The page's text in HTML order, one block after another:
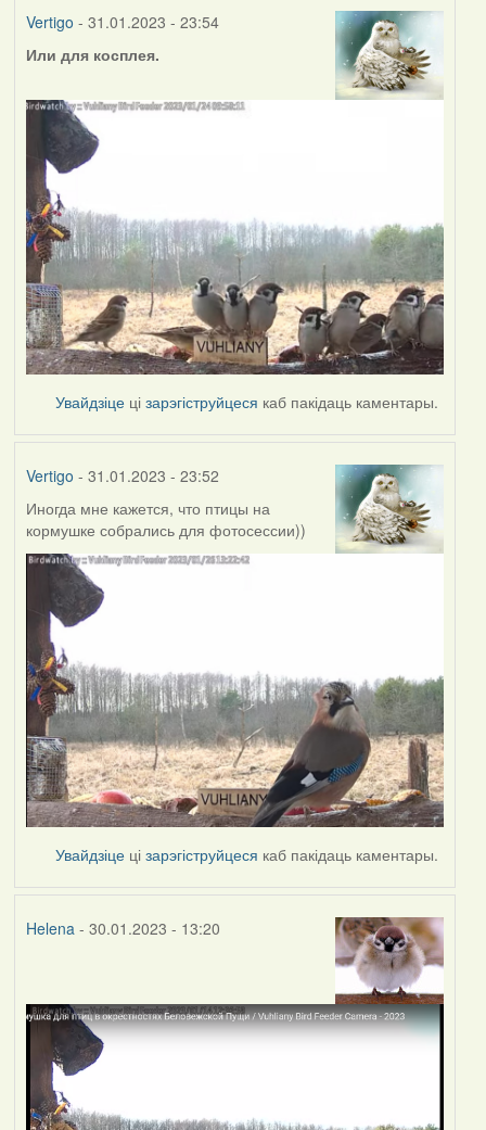
Vertigo - 31.01.2023 - 23:54
Или для косплея.
Увайдзіце цізарэгіструйцеся каб пакідаць каментары.
Vertigo - 31.01.2023 - 23:52
Иногда мне кажется, что птицы на
кормушке собрались для фотосессии))
Увайдзіце цізарэгіструйцеся каб пакідаць каментары.
Helena- 30.01.2023 - 13:20